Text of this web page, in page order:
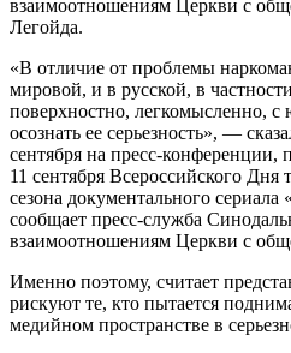
взаимоотношениям Церкви с
Легойда.
«В отличие от проблемы
мировой, и в русской, в
поверхностно, легкомысленно,
осознать ее серьезность», —
сентября на пресс-
11 сентября Всероссийского Дня
сезона документального сериала
сообщает пресс-служба
взаимоотношениям Церкви с
Именно поэтому, считает
рискуют те, кто пытается
медийном пространстве в